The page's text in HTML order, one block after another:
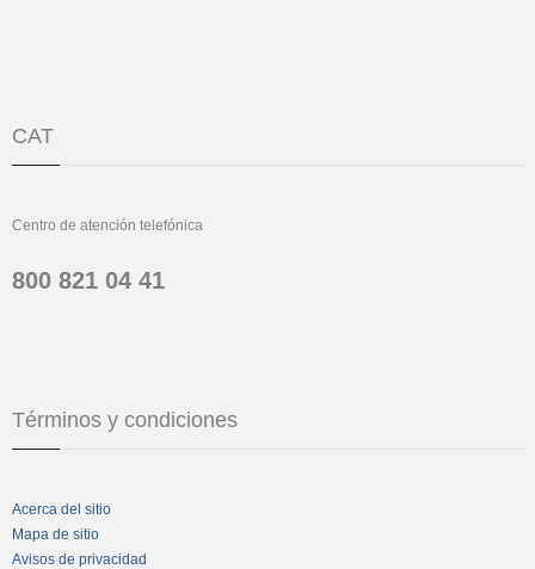
CAT
Centro de atención telefónica
800 821 04 41
Términos y condiciones
Acerca del sitio
Mapa de sitio
Avisos de privacidad